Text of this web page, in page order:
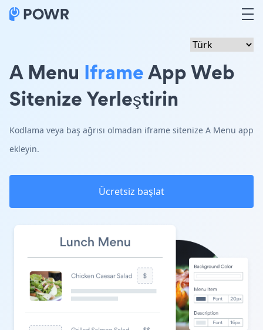
A Menu IframeApp Web
Sitenize Yerleştirin
Kodlama veya baş ağrısı olmadan iframe sitenize A Menu app
ekleyin.
Ücretsiz başlat